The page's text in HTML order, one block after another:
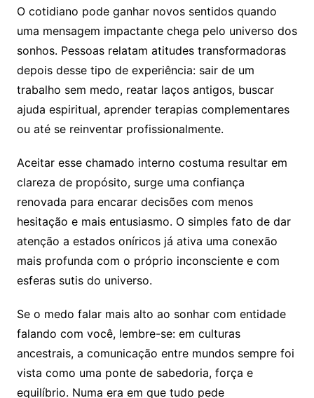
O cotidiano pode ganhar novos sentidos quando
uma mensagem impactante chega pelo universo dos
sonhos. Pessoas relatam atitudes transformadoras
depois desse tipo de experiência: sair de um
trabalho sem medo, reatar laços antigos, buscar
ajuda espiritual, aprender terapias complementares
ou até se reinventar profissionalmente.
Aceitar esse chamado interno costuma resultar em
clareza de propósito, surge uma confiança
renovada para encarar decisões com menos
hesitação e mais entusiasmo. O simples fato de dar
atenção a estados oníricos já ativa uma conexão
mais profunda com o próprio inconsciente e com
esferas sutis do universo.
Se o medo falar mais alto ao sonhar com entidade
falando com você, lembre-se: em culturas
ancestrais, a comunicação entre mundos sempre foi
vista como uma ponte de sabedoria, força e
equilíbrio. Numa era em que tudo pede